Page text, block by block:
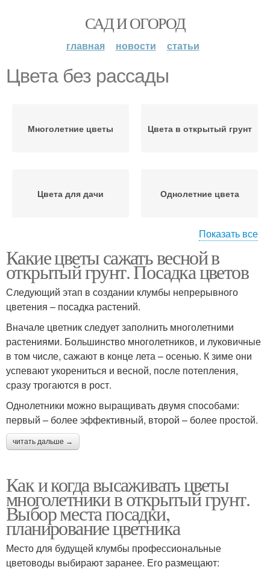
САД И ОГОРОД
главная новости статьи
Цвета без рассады
Многолетние цветы Цвета в открытый грунт
Цвета для дачи Однолетние цвета
Многолетние цвета Цвета из семян
Низкорослые цветы Цвета для клумбы
Долгоцветущие цветы
Яркие цвета
Показать все
Какие цветы сажать весной в
открытый грунт. Посадка цветов
Следующий этап в создании клумбы непрерывного
цветения – посадка растений.
Вначале цветник следует заполнить многолетними
растениями. Большинство многолетников, и луковичные
в том числе, сажают в конце лета – осенью. К зиме они
успевают укорениться и весной, после потепления,
сразу трогаются в рост.
Однолетники можно выращивать двумя способами:
первый – более эффективный, второй – более простой.
читать дальше →
Как и когда высаживать цветы
многолетники в открытый грунт.
Выбор места посадки,
планирование цветника
Место для будущей клумбы профессиональные
цветоводы выбирают заранее. Его размещают: